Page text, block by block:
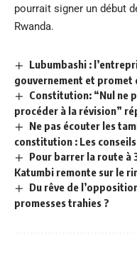
pourrait signer un début
Rwanda.
Lubumbashi :
gouvernement et promet
Constitution: “Nul ne
procéder à la révision”
Ne pas écouter les
constitution : Les
Pour barrer la route à
Katumbi remonte sur le
Du rêve de
promesses trahies ?